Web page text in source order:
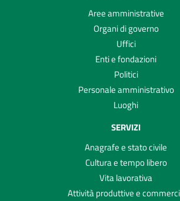
Aree amministrative
Organi di governo
Uffici
Enti e fondazioni
Politici
Personale amministrativo
Luoghi
SERVIZI
Anagrafe e stato civile
Cultura e tempo libero
Vita lavorativa
Attività produttive e